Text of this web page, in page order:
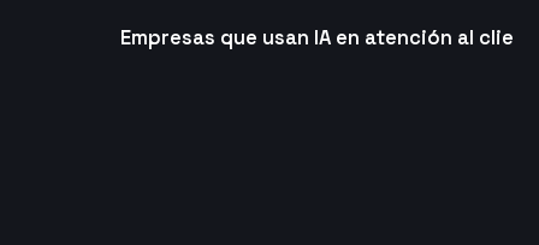
Empresas que usan IA en atención al